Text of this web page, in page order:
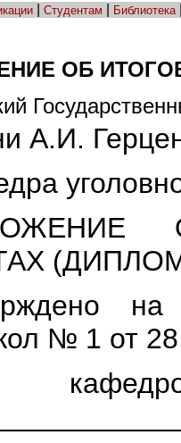
Студентам Библиотека
ОБ
А.И.
на
№ 1 от